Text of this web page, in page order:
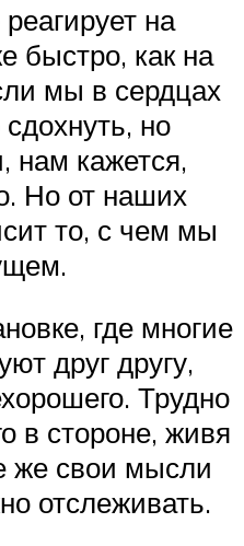
на
быстро, как на
мы в сердцах
но
нам кажется,
Но от наших
то, с чем мы
где многие
друг другу,
Трудно
в стороне, живя
же свои мысли
отслеживать.